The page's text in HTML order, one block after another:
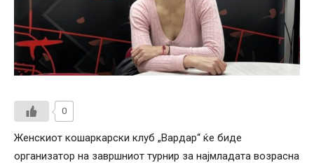
0
Женскиот кошаркарски клуб „Вардар“ ќе биде
организатор на завршниот турнир за најмладата возрасна